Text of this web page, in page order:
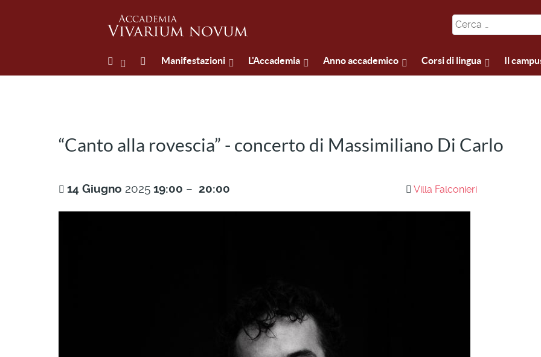
Manifestazioni L'Accademia Anno accademico Corsi di lingua Il
“Canto alla rovescia” - concerto di Massimiliano Di Carlo
14 Giugno 2025 19:00 – 20:00 Villa Falconieri